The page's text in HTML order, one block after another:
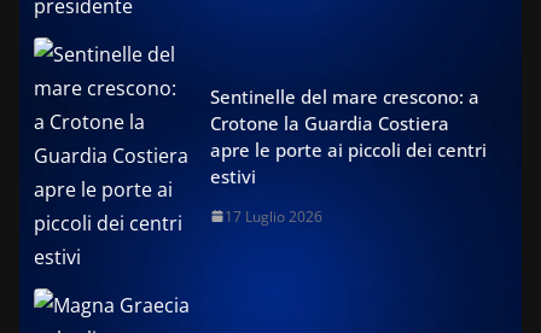
Sentinelle del mare crescono: a
Crotone la Guardia Costiera
apre le porte ai piccoli dei centri
estivi
17 Luglio 2026